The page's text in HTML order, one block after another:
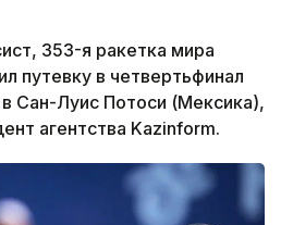
353-я ракетка мира
путевку в четвертьфинал
Сан-Луис Потоси (Мексика),
агентства Kazinform.